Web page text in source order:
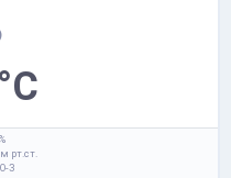
рт.ст.
З